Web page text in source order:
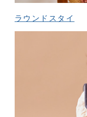
ラウンドスタイ